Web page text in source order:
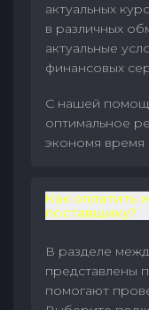
актуальных
в различных
актуальные
финансовых
С нашей
оптимальное
экономя время
Как оплатить
поставщику?
В разделе
представлены
помогают